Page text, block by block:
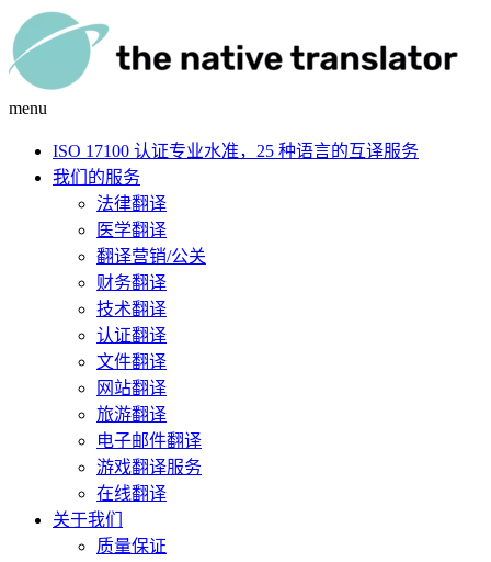
menu
ISO 17100 认证专业水准，25 种语言的互译服务
我们的服务
法律翻译
医学翻译
翻译营销/公关
财务翻译
技术翻译
认证翻译
文件翻译
网站翻译
旅游翻译
电子邮件翻译
游戏翻译服务
在线翻译
关于我们
质量保证